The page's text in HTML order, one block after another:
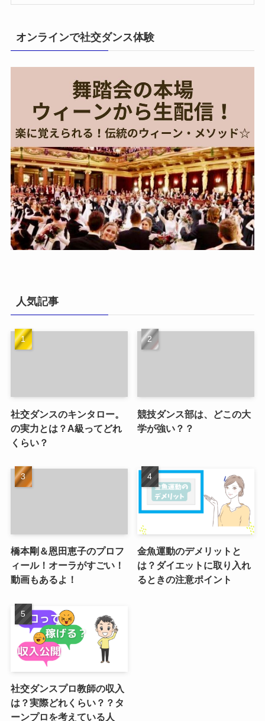
オンラインで社交ダンス体験
人気記事
社交ダンスのキンタロー。
の実力とは？A級ってどれ
くらい？
競技ダンス部は、どこの大
学が強い？？
橋本剛＆恩田恵子のプロフ
ィール！オーラがすごい！
動画もあるよ！
金魚運動のデメリットと
は？ダイエットに取り入れ
るときの注意ポイント
社交ダンスプロ教師の収入
は？実際どれくらい？？タ
ーンプロを考えている人